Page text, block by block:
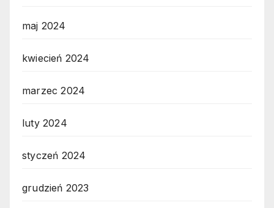
maj 2024
kwiecień 2024
marzec 2024
luty 2024
styczeń 2024
grudzień 2023